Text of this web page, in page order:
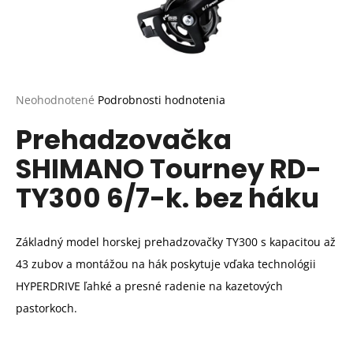
Priemerné
produktu
je
0,0
z
5
hviezdičiek.
Neohodnotené Podrobnosti hodnotenia
Prehadzovačka
SHIMANO Tourney RD-
TY300 6/7-k. bez háku
Základný model horskej prehadzovačky TY300 s kapacitou až
43 zubov a montážou na hák poskytuje vďaka technológii
HYPERDRIVE ľahké a presné radenie na kazetových
pastorkoch.